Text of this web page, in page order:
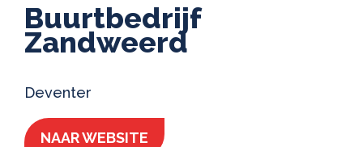
Help ons helpen
Contact
Buurtbedrijf
Zandweerd
Deventer
NAAR WEBSITE